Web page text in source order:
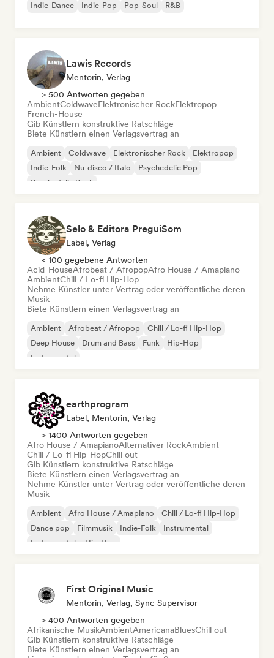
Indie-Dance
Indie-Pop Pop-Soul R&B
Lawis Records
Mentorin, Verlag
> 500 Antworten gegeben
AmbientColdwaveElektronischer RockElektropop
French-House
Gib Künstlern konstruktive Ratschläge
Biete Künstlern einen Verlagsvertrag an
Ambient Coldwave Elektronischer Rock
Elektropop
Indie-Folk
Nu-disco / Italo
Psychedelic Pop
Psychedelic Rock
Selo & Editora PreguiSom
Label, Verlag
< 100 gegebene Antworten
Acid-HouseAfrobeat / AfropopAfro House / Amapiano
AmbientChill / Lo-fi Hip-Hop
Nehme Künstler unter Vertrag oder veröffentliche deren
Musik
Biete Künstlern einen Verlagsvertrag an
Ambient Afrobeat / Afropop
Chill / Lo-fi Hip-Hop
Deep House
Drum and Bass Funk
Hip-Hop
Instrumental
earthprogram
Label, Mentorin, Verlag
> 1400 Antworten gegeben
Afro House / AmapianoAlternativer RockAmbient
Chill / Lo-fi Hip-HopChill out
Gib Künstlern konstruktive Ratschläge
Biete Künstlern einen Verlagsvertrag an
Nehme Künstler unter Vertrag oder veröffentliche deren
Musik
Ambient Afro House / Amapiano
Chill / Lo-fi Hip-Hop
Dance pop
Filmmusik Indie-Folk
Instrumental
Instrumentaler Hip-Hop
First Original Music
Mentorin, Verlag, Sync Supervisor
> 400 Antworten gegeben
Afrikanische MusikAmbientAmericanaBluesChill out
Gib Künstlern konstruktive Ratschläge
Biete Künstlern einen Verlagsvertrag an